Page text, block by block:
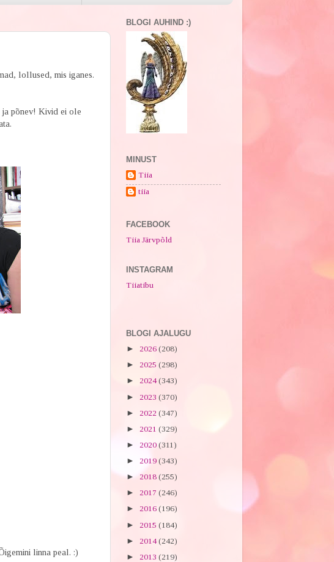
lollused, mis iganes.
ja põnev! Kivid ei ole
linna peal. :)
BLOGI AUHIND :)
MINUST
Tiia
tiia
FACEBOOK
Tiia Järvpõld
INSTAGRAM
Tiiatibu
BLOGI AJALUGU
► 2026 (208)
► 2025 (298)
► 2024(343)
► 2023 (370)
► 2022 (347)
► 2021 (329)
► 2020 (311)
► 2019 (343)
► 2018 (255)
► 2017 (246)
► 2016 (196)
► 2015 (184)
► 2014(242)
► 2013 (219)